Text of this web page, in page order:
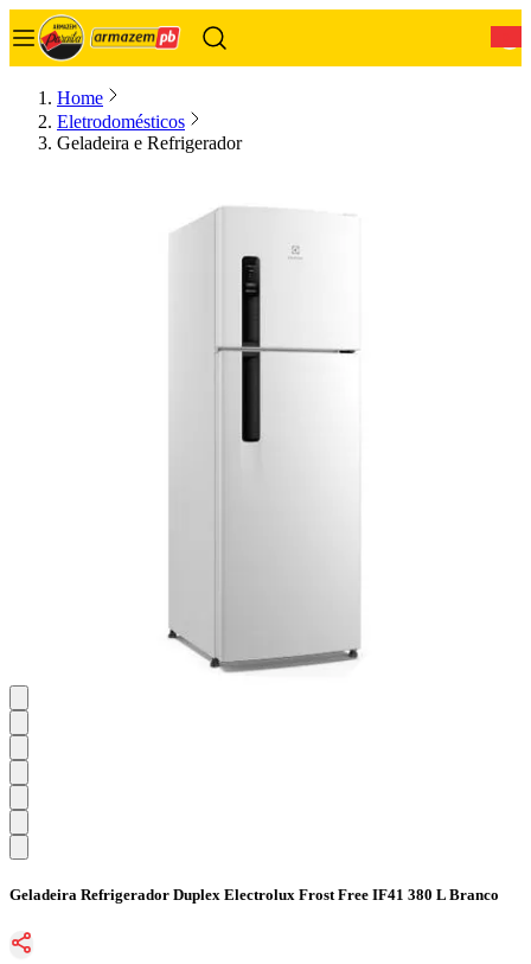
Home
Eletrodomésticos
Geladeira e Refrigerador
Geladeira Refrigerador Duplex Electrolux Frost Free IF41 380 L Branco